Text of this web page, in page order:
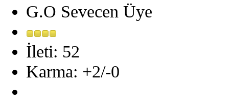
G.O Sevecen Üye
İleti: 52
Karma: +2/-0